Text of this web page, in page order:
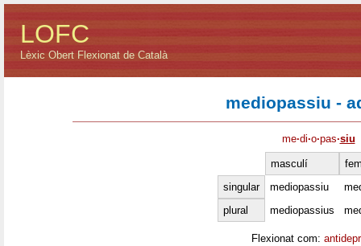
LOFC
Lèxic Obert Flexionat de Català
mediopassiu -
me·di·o·pas·siu
masculí
singular
mediopassiu
plural
mediopassius
Flexionat com: